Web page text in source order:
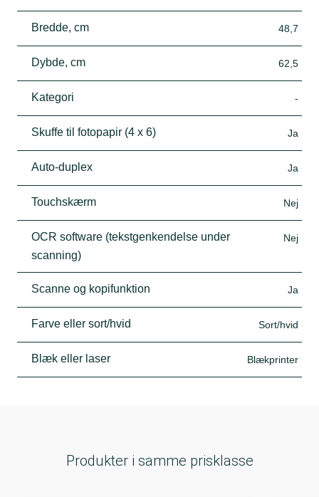
Bredde, cm 48,7
Dybde, cm 62,5
Kategori -
Skuffe til fotopapir (4 x 6) Ja
Auto-duplex Ja
Touchskærm Nej
OCR software (tekstgenkendelse under
scanning)
Nej
Scanne og kopifunktion Ja
Farve eller sort/hvid Sort/hvid
Blæk eller laser Blækprinter
Produkter i samme prisklasse